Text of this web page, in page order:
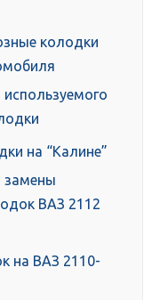
колодки
на “Калине”
замены
ВАЗ 2112
на ВАЗ 2110-